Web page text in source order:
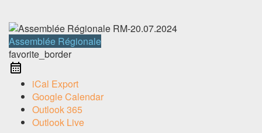
Assemblée Régionale
favorite_border
iCal Export
Google Calendar
Outlook 365
Outlook Live